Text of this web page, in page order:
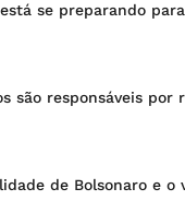
se preparando
são responsáveis por
de Bolsonaro e